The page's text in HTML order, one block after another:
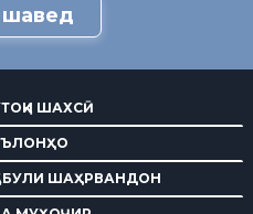
ШАХСӢ
ШАҲРВАНДОН